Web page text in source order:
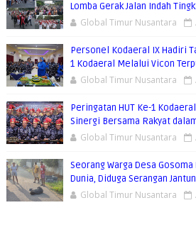
Lomba Gerak Jalan Indah
Global Timur Nusantara
Personel Kodaeral IX Hadiri
1 Kodaeral Melalui Vicon
Global Timur Nusantara
Peringatan HUT Ke-1
Sinergi Bersama Rakyat
Global Timur Nusantara
Seorang Warga Desa
Dunia, Diduga Serangan
Global Timur Nusantara